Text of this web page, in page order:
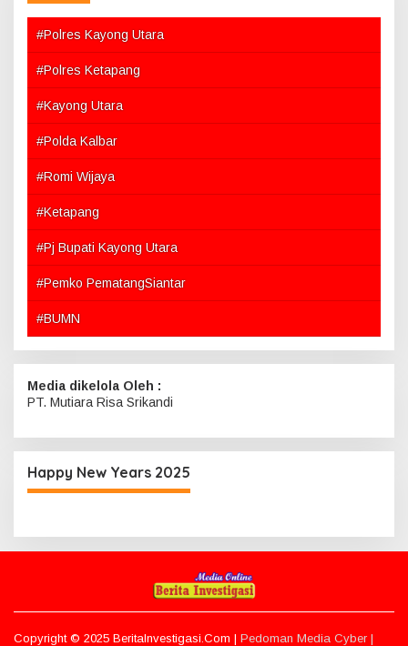
#Polres Kayong Utara
#Polres Ketapang
#Kayong Utara
#Polda Kalbar
#Romi Wijaya
#Ketapang
#Pj Bupati Kayong Utara
#Pemko PematangSiantar
#BUMN
Media dikelola Oleh :
PT. Mutiara Risa Srikandi
Happy New Years 2025
Copyright © 2025 BeritaInvestigasi.Com | Pedoman Media Cyber |